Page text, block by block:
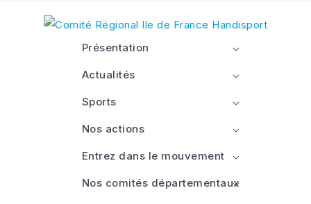
Présentation
Actualités
Sports
Nos actions
Entrez dans le mouvement
Nos comités départementaux